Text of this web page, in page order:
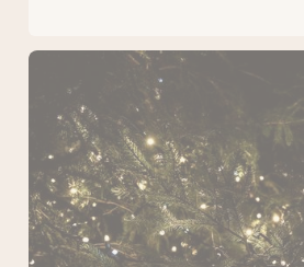
Julkonferens